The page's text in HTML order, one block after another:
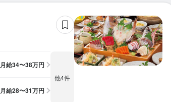
月給34〜38万円
月給28〜31万円
他4件